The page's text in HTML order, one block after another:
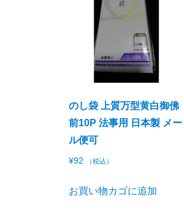
のし袋 上質万型黄白御佛
前10P 法事用 日本製 メー
ル便可
¥92 （税込）
お買い物カゴに追加